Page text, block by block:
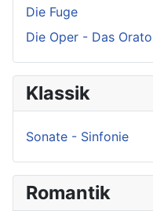
Die Fuge
Die Oper - Das
Klassik
Sonate - Sinfonie
Romantik